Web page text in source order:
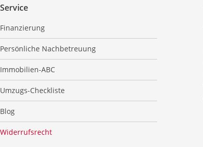
Service
Finanzierung
Persönliche Nachbetreuung
Immobilien-ABC
Umzugs-Checkliste
Blog
Widerrufsrecht